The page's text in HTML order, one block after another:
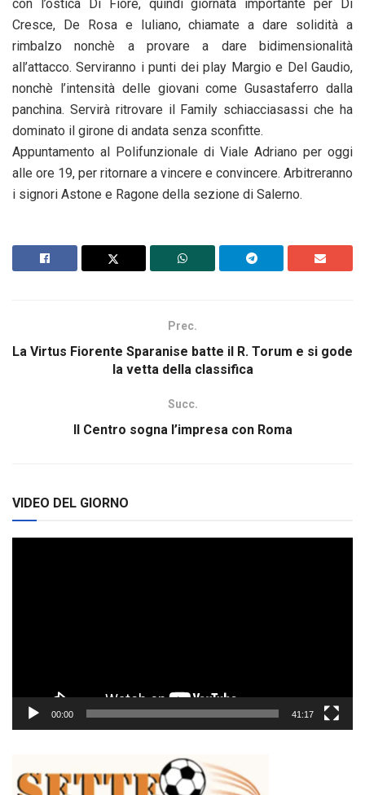
con l’ostica Di Fiore, quindi giornata importante per Di
Cresce, De Rosa e Iuliano, chiamate a dare solidità a
rimbalzo nonchè a provare a dare bidimensionalità
all’attacco. Serviranno i punti dei play Margio e Del Gaudio,
nonchè l’intensità delle giovani come Gusastaferro dalla
panchina. Servirà ritrovare il Family schiacciasassi che ha
dominato il girone di andata senza sconfitte.
Appuntamento al Polifunzionale di Viale Adriano per oggi
alle ore 19, per ritornare a vincere e convincere. Arbitreranno
i signori Astone e Ragone della sezione di Salerno.
Prec.
La Virtus Fiorente Sparanise batte il R. Torum e si gode
la vetta della classifica
Succ.
Il Centro sogna l’impresa con Roma
VIDEO DEL GIORNO
00:00 41:17